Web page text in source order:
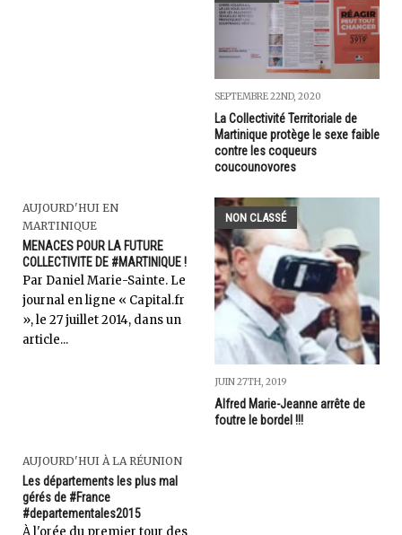
SEPTEMBRE 22ND, 2020
La Collectivité Territoriale de
Martinique protège le sexe faible
contre les coqueurs
coucounovores
AUJOURD'HUI EN
MARTINIQUE
MENACES POUR LA FUTURE
COLLECTIVITE DE #MARTINIQUE !
Par Daniel Marie-Sainte. Le
journal en ligne « Capital.fr
», le 27 juillet 2014, dans un
article...
NON CLASSÉ
JUIN 27TH, 2019
Alfred Marie-Jeanne arrête de
foutre le bordel !!!
AUJOURD'HUI À LA RÉUNION
Les départements les plus mal
gérés de #France
#departementales2015
À l'orée du premier tour des